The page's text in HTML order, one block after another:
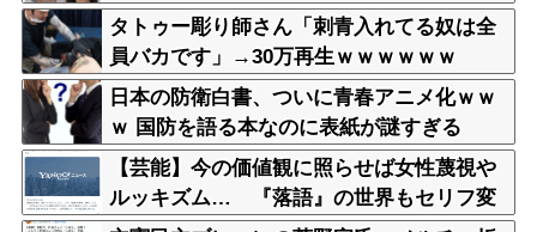
中止が正式に決定
タトゥー彫り師さん「刺青入れてる奴は全
員バカです」→30万再生ｗｗｗｗｗｗ
日本の防衛白書、ついに青春アニメ化ｗｗ
ｗ 国防を語る本なのに表紙が謎すぎる
【芸能】今の価値観に照らせば女性蔑視や
ルッキズム… 『落語』の世界もセリフ変